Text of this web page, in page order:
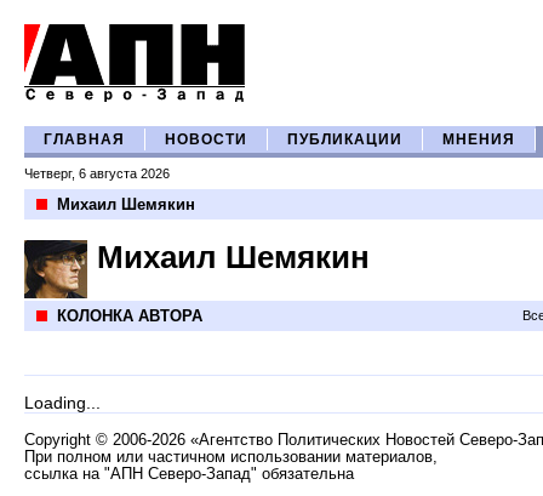
ГЛАВНАЯ НОВОСТИ ПУБЛИКАЦИИ МНЕНИЯ
Четверг, 6 августа 2026
Михаил Шемякин
Михаил Шемякин
КОЛОНКА АВТОРА
Loading...
Copyright © 2006-2026 «Агентство Политических Новостей Северо-
При полном или частичном использовании материалов,
ссылка на "АПН Северо-Запад" обязательна